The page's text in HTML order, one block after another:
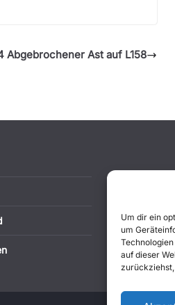
Um dir ein
um
auf dieser
Abgebrochener Ast auf L158